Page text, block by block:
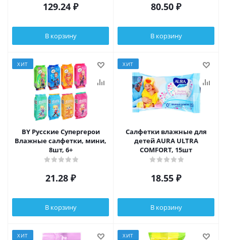
129.24 ₽
В корзину
80.50 ₽
В корзину
ХИТ
BY Русские Супергерои
Влажные салфетки, мини,
8шт, 6+
21.28 ₽
В корзину
ХИТ
Салфетки влажные для
детей AURA ULTRA
COMFORT, 15шт
18.55 ₽
В корзину
ХИТ ХИТ